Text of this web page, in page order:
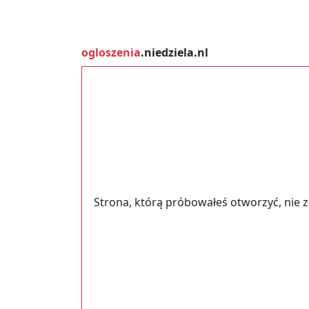
ogloszenia.niedziela.nl
Strona, którą próbowałeś otworzyć, nie